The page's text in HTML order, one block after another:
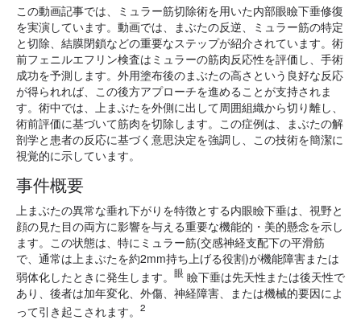
この動画記事では、ミュラー筋切除術を用いた内部眼瞼下垂修復
を実演しています。動画では、まぶたの反逆、ミュラー筋の特定
と切除、結膜閉鎖などの重要なステップが紹介されています。術
前フェニルエフリン検査はミュラーの筋肉反応性を評価し、手術
成功を予測します。外用塗布後のまぶたの高さという良好な反応
が得られれば、この後方アプローチを進めることが支持されま
す。術中では、上まぶたを外側に出して周囲組織から切り離し、
術前評価に基づいて筋肉を切除します。この症例は、まぶたの解
剖学と患者の反応に基づく意思決定を強調し、この技術を簡潔に
視覚的に示しています。
事件概要
上まぶたの異常な垂れ下がりを特徴とする内眼瞼下垂は、視野と
顔の見た目の両方に影響を与える重要な機能的・美的懸念を示し
ます。この状態は、特にミュラー筋(交感神経支配下の平滑筋
で、通常は上まぶたを約2mm持ち上げる役割)が機能障害または
弱体化したときに発生します。
眼 瞼下垂は先天性または後天性で
あり、後者は加年変化、外傷、神経障害、または機械的要因によ
って引き起こされます。
2